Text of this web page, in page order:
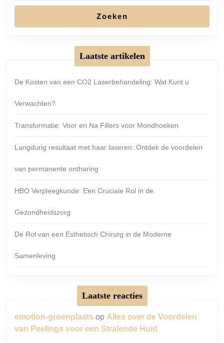
Zoeken
Laatste artikelen
De Kosten van een CO2 Laserbehandeling: Wat Kunt u
Verwachten?
Transformatie: Voor en Na Fillers voor Mondhoeken
Langdurig resultaat met haar laseren: Ontdek de voordelen
van permanente ontharing
HBO Verpleegkunde: Een Cruciale Rol in de
Gezondheidszorg
De Rol van een Esthetisch Chirurg in de Moderne
Samenleving
Laatste reacties
emotion-groenplaats op Alles over de Voordelen
van Peelings voor een Stralende Huid